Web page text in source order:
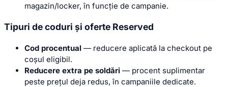
magazin/locker, în funcție de campanie.
Tipuri de coduri și oferte Reserved
Cod procentual — reducere aplicată la checkout pe
coșul eligibil.
Reducere extra pe soldări — procent suplimentar
peste prețul deja redus, în campaniile dedicate.